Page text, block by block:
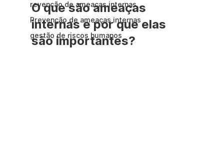
revenção de ameaças internas
Prevenção de ameaças internas
gestão de riscos humanos
O que são ameaças
internas e por que elas
são importantes?